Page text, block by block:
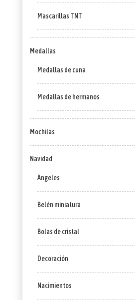
Mascarillas TNT
Medallas
Medallas de cuna
Medallas de hermanos
Mochilas
Navidad
Ángeles
Belén miniatura
Bolas de cristal
Decoración
Nacimientos